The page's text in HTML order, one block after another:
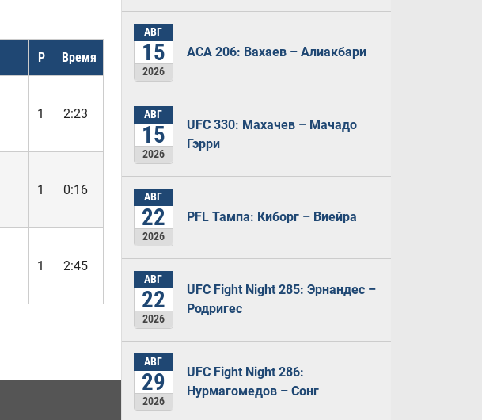
Р Время
1
2:23
1
0:16
1
2:45
АВГ
15
2026
ACA 206: Вахаев – Алиакбари
АВГ
15
2026
UFC 330: Махачев – Мачадо
Гэрри
АВГ
22
2026
PFL Тампа: Киборг – Виейра
АВГ
22
2026
UFC Fight Night 285: Эрнандес –
Родригес
АВГ
29
2026
UFC Fight Night 286:
Нурмагомедов – Сонг